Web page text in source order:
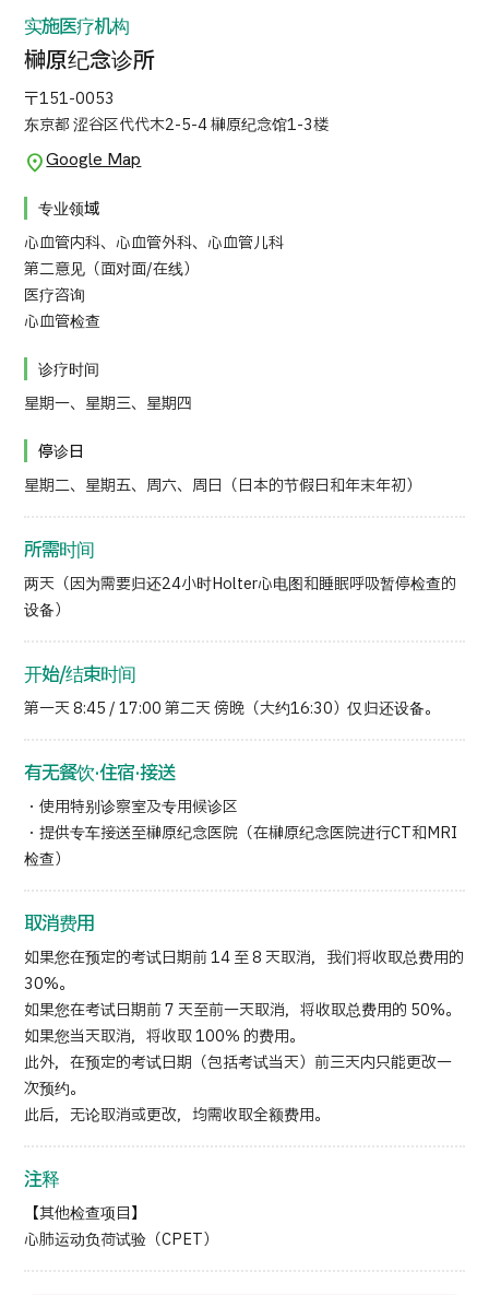
实施医疗机构
榊原纪念诊所
〒151-0053
东京都 涩谷区代代木2-5-4 榊原纪念馆1-3楼
Google Map
专业领域
心血管内科、心血管外科、心血管儿科
第二意见（面对面/在线）
医疗咨询
心血管检查
诊疗时间
星期一、星期三、星期四
停诊日
星期二、星期五、周六、周日（日本的节假日和年末年初）
所需时间
两天（因为需要归还24小时Holter心电图和睡眠呼吸暂停检查的
设备）
开始/结束时间
第一天 8:45 / 17:00 第二天 傍晚（大约16:30）仅归还设备。
有无餐饮·住宿·接送
・使用特别诊察室及专用候诊区
・提供专车接送至榊󠄀原纪念医院（在榊󠄀原纪念医院进行CT和MRI
检查）
取消费用
如果您在预定的考试日期前 14 至 8 天取消，我们将收取总费用的
30%。
如果您在考试日期前 7 天至前一天取消，将收取总费用的 50%。
如果您当天取消，将收取 100％ 的费用。
此外，在预定的考试日期（包括考试当天）前三天内只能更改一
次预约。
此后，无论取消或更改，均需收取全额费用。
注释
【其他检查项目】
心肺运动负荷试验（CPET）